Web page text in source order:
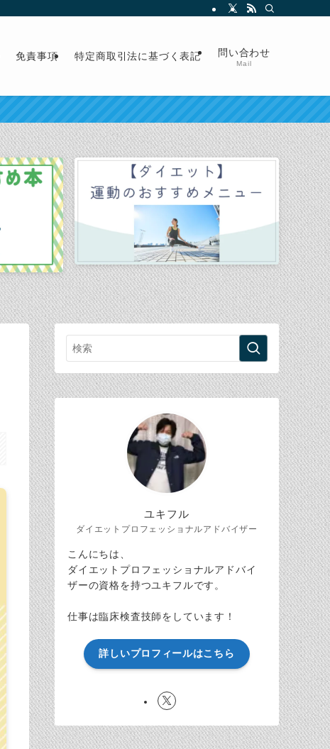
免責事項 特定商取引法に基づく表記 問い合わせ
Mail
ユキフル
ダイエットプロフェッショナルアドバイザー
こんにちは、
ダイエットプロフェッショナルアドバイ
ザーの資格を持つユキフルです。
仕事は臨床検査技師をしています！
詳しいプロフィールはこちら